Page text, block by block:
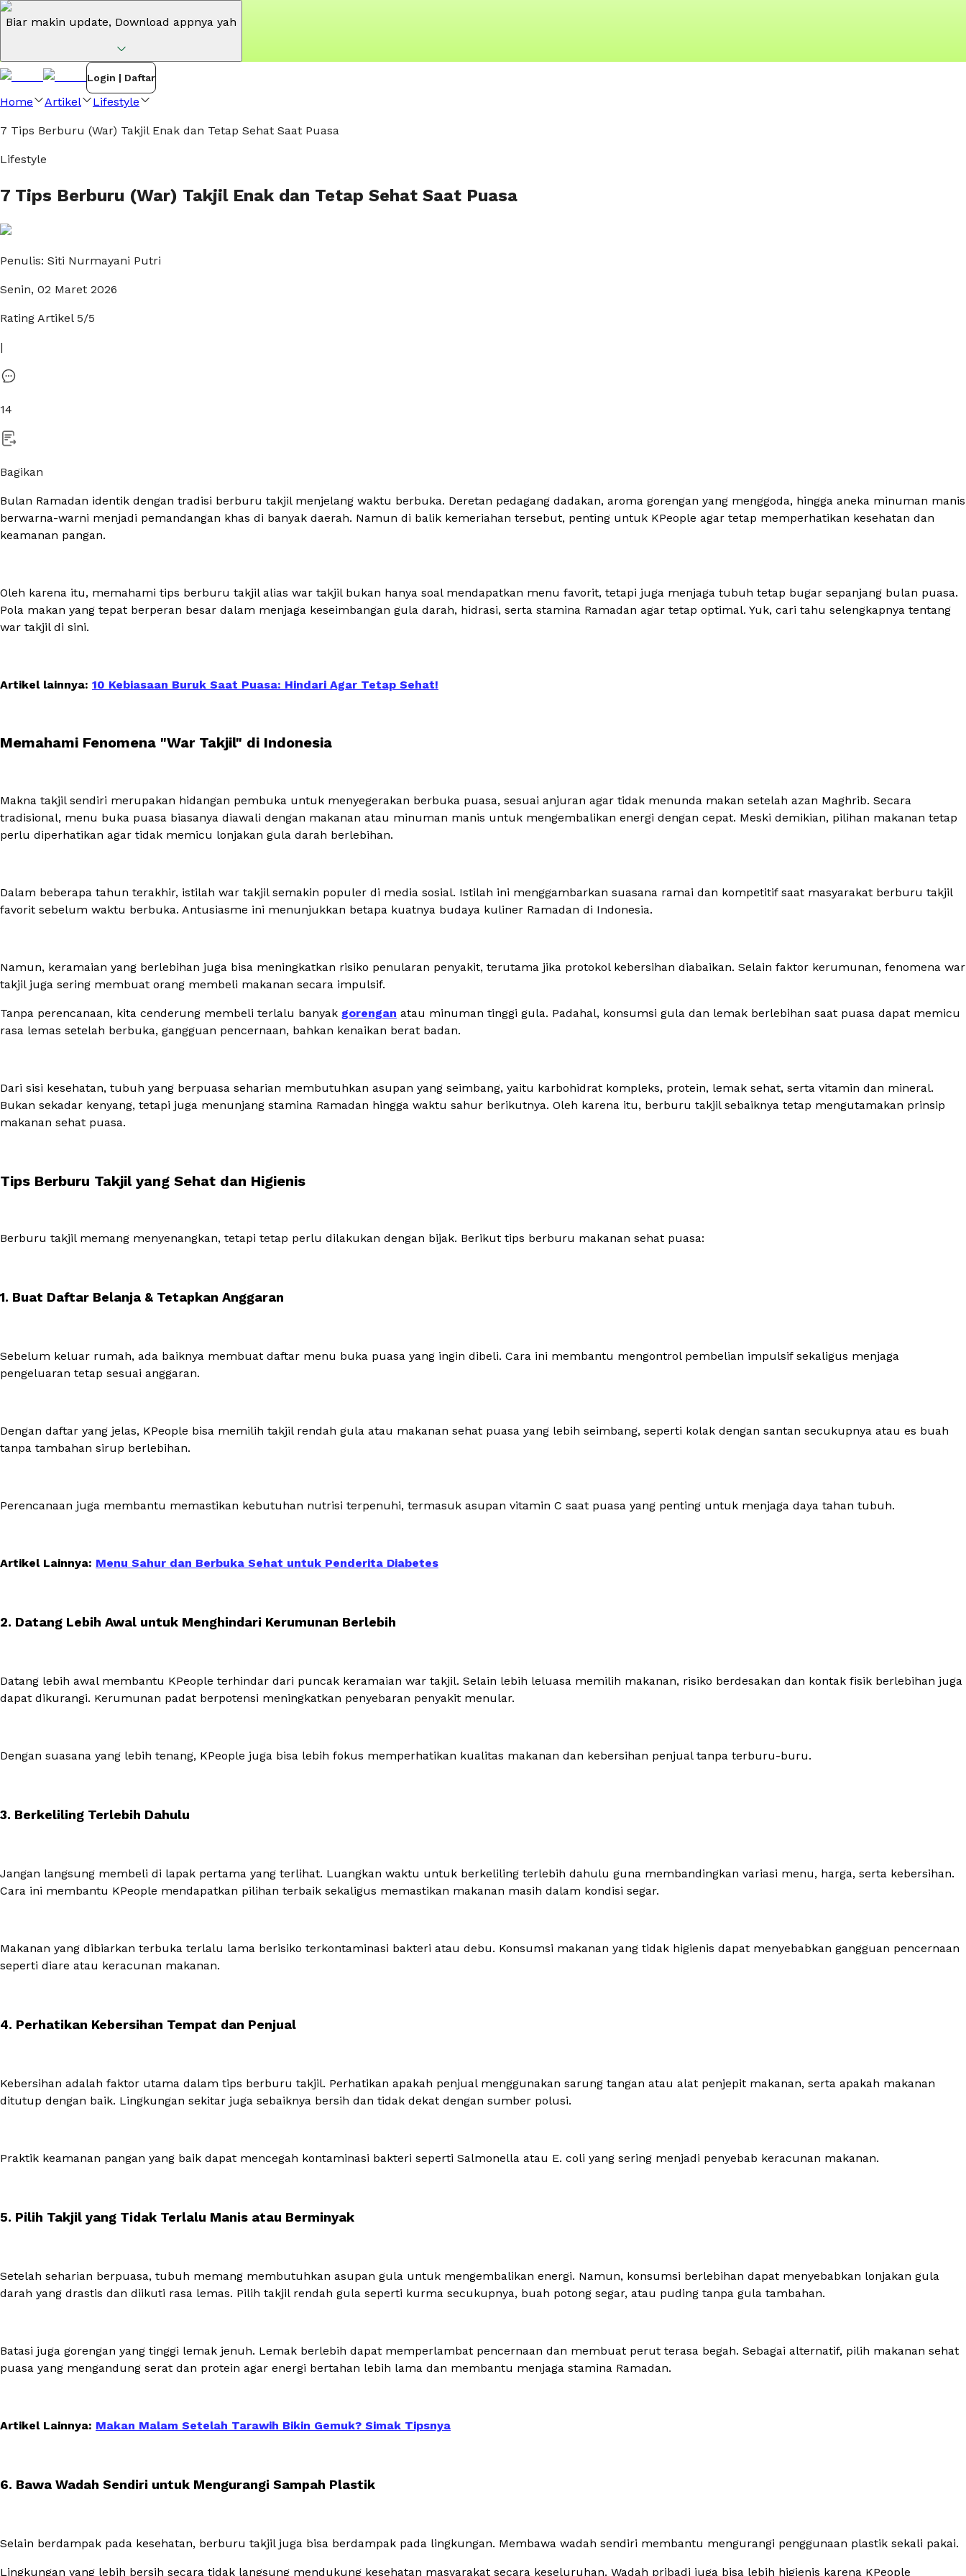
Biar makin update, Download appnya yah
Login | Daftar
Home Artikel Lifestyle
7 Tips Berburu (War) Takjil Enak dan Tetap Sehat Saat Puasa
Lifestyle
7 Tips Berburu (War) Takjil Enak dan Tetap Sehat Saat Puasa
Penulis: Siti Nurmayani Putri
Senin, 02 Maret 2026
Rating Artikel 5/5
|
14
Bagikan
Bulan Ramadan identik dengan tradisi berburu takjil menjelang waktu berbuka. Deretan pedagang dadakan, aroma gorengan yang menggoda, hingga aneka minuman manis
berwarna-warni menjadi pemandangan khas di banyak daerah. Namun di balik kemeriahan tersebut, penting untuk KPeople agar tetap memperhatikan kesehatan dan
keamanan pangan.
Oleh karena itu, memahami tips berburu takjil alias war takjil bukan hanya soal mendapatkan menu favorit, tetapi juga menjaga tubuh tetap bugar sepanjang bulan puasa.
Pola makan yang tepat berperan besar dalam menjaga keseimbangan gula darah, hidrasi, serta stamina Ramadan agar tetap optimal. Yuk, cari tahu selengkapnya tentang
war takjil di sini.
Artikel lainnya: 10 Kebiasaan Buruk Saat Puasa: Hindari Agar Tetap Sehat!
Memahami Fenomena "War Takjil" di Indonesia
Makna takjil sendiri merupakan hidangan pembuka untuk menyegerakan berbuka puasa, sesuai anjuran agar tidak menunda makan setelah azan Maghrib. Secara
tradisional, menu buka puasa biasanya diawali dengan makanan atau minuman manis untuk mengembalikan energi dengan cepat. Meski demikian, pilihan makanan tetap
perlu diperhatikan agar tidak memicu lonjakan gula darah berlebihan.
Dalam beberapa tahun terakhir, istilah war takjil semakin populer di media sosial. Istilah ini menggambarkan suasana ramai dan kompetitif saat masyarakat berburu takjil
favorit sebelum waktu berbuka. Antusiasme ini menunjukkan betapa kuatnya budaya kuliner Ramadan di Indonesia.
Namun, keramaian yang berlebihan juga bisa meningkatkan risiko penularan penyakit, terutama jika protokol kebersihan diabaikan. Selain faktor kerumunan, fenomena war
takjil juga sering membuat orang membeli makanan secara impulsif.
Tanpa perencanaan, kita cenderung membeli terlalu banyak gorengan atau minuman tinggi gula. Padahal, konsumsi gula dan lemak berlebihan saat puasa dapat memicu
rasa lemas setelah berbuka, gangguan pencernaan, bahkan kenaikan berat badan.
Dari sisi kesehatan, tubuh yang berpuasa seharian membutuhkan asupan yang seimbang, yaitu karbohidrat kompleks, protein, lemak sehat, serta vitamin dan mineral.
Bukan sekadar kenyang, tetapi juga menunjang stamina Ramadan hingga waktu sahur berikutnya. Oleh karena itu, berburu takjil sebaiknya tetap mengutamakan prinsip
makanan sehat puasa.
Tips Berburu Takjil yang Sehat dan Higienis
Berburu takjil memang menyenangkan, tetapi tetap perlu dilakukan dengan bijak. Berikut tips berburu makanan sehat puasa:
1. Buat Daftar Belanja & Tetapkan Anggaran
Sebelum keluar rumah, ada baiknya membuat daftar menu buka puasa yang ingin dibeli. Cara ini membantu mengontrol pembelian impulsif sekaligus menjaga
pengeluaran tetap sesuai anggaran.
Dengan daftar yang jelas, KPeople bisa memilih takjil rendah gula atau makanan sehat puasa yang lebih seimbang, seperti kolak dengan santan secukupnya atau es buah
tanpa tambahan sirup berlebihan.
Perencanaan juga membantu memastikan kebutuhan nutrisi terpenuhi, termasuk asupan vitamin C saat puasa yang penting untuk menjaga daya tahan tubuh.
Artikel Lainnya: Menu Sahur dan Berbuka Sehat untuk Penderita Diabetes
2. Datang Lebih Awal untuk Menghindari Kerumunan Berlebih
Datang lebih awal membantu KPeople terhindar dari puncak keramaian war takjil. Selain lebih leluasa memilih makanan, risiko berdesakan dan kontak fisik berlebihan juga
dapat dikurangi. Kerumunan padat berpotensi meningkatkan penyebaran penyakit menular.
Dengan suasana yang lebih tenang, KPeople juga bisa lebih fokus memperhatikan kualitas makanan dan kebersihan penjual tanpa terburu-buru.
3. Berkeliling Terlebih Dahulu
Jangan langsung membeli di lapak pertama yang terlihat. Luangkan waktu untuk berkeliling terlebih dahulu guna membandingkan variasi menu, harga, serta kebersihan.
Cara ini membantu KPeople mendapatkan pilihan terbaik sekaligus memastikan makanan masih dalam kondisi segar.
Makanan yang dibiarkan terbuka terlalu lama berisiko terkontaminasi bakteri atau debu. Konsumsi makanan yang tidak higienis dapat menyebabkan gangguan pencernaan
seperti diare atau keracunan makanan.
4. Perhatikan Kebersihan Tempat dan Penjual
Kebersihan adalah faktor utama dalam tips berburu takjil. Perhatikan apakah penjual menggunakan sarung tangan atau alat penjepit makanan, serta apakah makanan
ditutup dengan baik. Lingkungan sekitar juga sebaiknya bersih dan tidak dekat dengan sumber polusi.
Praktik keamanan pangan yang baik dapat mencegah kontaminasi bakteri seperti Salmonella atau E. coli yang sering menjadi penyebab keracunan makanan.
5. Pilih Takjil yang Tidak Terlalu Manis atau Berminyak
Setelah seharian berpuasa, tubuh memang membutuhkan asupan gula untuk mengembalikan energi. Namun, konsumsi berlebihan dapat menyebabkan lonjakan gula
darah yang drastis dan diikuti rasa lemas. Pilih takjil rendah gula seperti kurma secukupnya, buah potong segar, atau puding tanpa gula tambahan.
Batasi juga gorengan yang tinggi lemak jenuh. Lemak berlebih dapat memperlambat pencernaan dan membuat perut terasa begah. Sebagai alternatif, pilih makanan sehat
puasa yang mengandung serat dan protein agar energi bertahan lebih lama dan membantu menjaga stamina Ramadan.
Artikel Lainnya: Makan Malam Setelah Tarawih Bikin Gemuk? Simak Tipsnya
6. Bawa Wadah Sendiri untuk Mengurangi Sampah Plastik
Selain berdampak pada kesehatan, berburu takjil juga bisa berdampak pada lingkungan. Membawa wadah sendiri membantu mengurangi penggunaan plastik sekali pakai.
Lingkungan yang lebih bersih secara tidak langsung mendukung kesehatan masyarakat secara keseluruhan. Wadah pribadi juga bisa lebih higienis karena KPeople